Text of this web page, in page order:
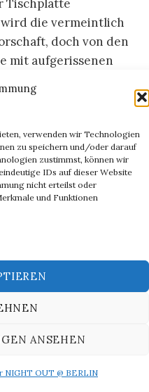
verwenden wir Technologien
zu speichern und/oder darauf
zustimmst, können wir
IDs auf dieser Website
nicht erteilst oder
und Funktionen
ANSEHEN
NIGHT OUT @ BERLIN
Schlaf“ bekannt.“ Also
dürftig ist, Bing.
Böhme
von
der Frau und hinter
Mannes lesen. Im
Frau im Schlaf zu,
wird. Doch an
wir nicht, was
c.t.